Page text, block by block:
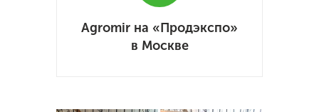
Agromir на «Продэкспо»
в Москве